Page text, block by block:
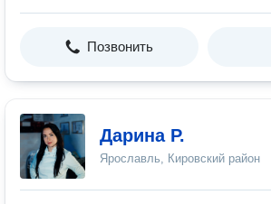
Позвонить
Дарина Р.
Ярославль, Кировский район